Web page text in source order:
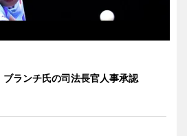
ブランチ氏の司法長官人事承認